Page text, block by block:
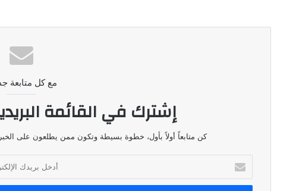
مع كل متابعة
إشترك في القائمة
كن متابعاً أولاً بأول، خطوة بسيطة وتكون ممن يطلعون على
بريدك
الإلكتروني